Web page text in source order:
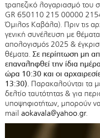
τραπεζικό λογαριασμό
GR 650110 215 00000
Όμιλος Καβάλα). Πριν τις
γενική συνέλευση με
απολογισμός 2025 &
θέματα. Σε περίπτωση μη
επαναληφθεί την ίδια
ώρα 10:30 και οι
13:30). Παρακαλούνται τα
δελτίο ταυτότητας & για
υποψηφιοτήτων, μπορούν
mail aokavala@yahoo.gr.